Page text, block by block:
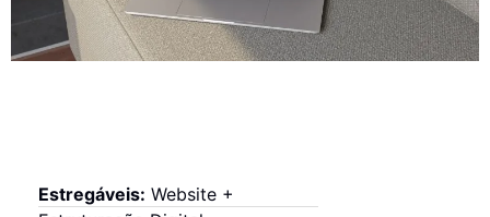
Estregáveis: Website +